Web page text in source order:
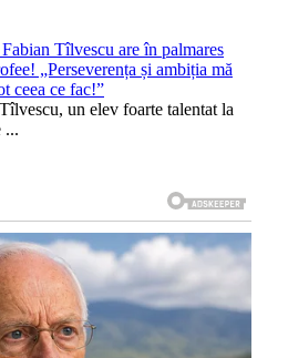
Tîlvescu are în palmares
„Perseverența și ambiția mă
ceea ce fac!”
un elev foarte talentat la
...